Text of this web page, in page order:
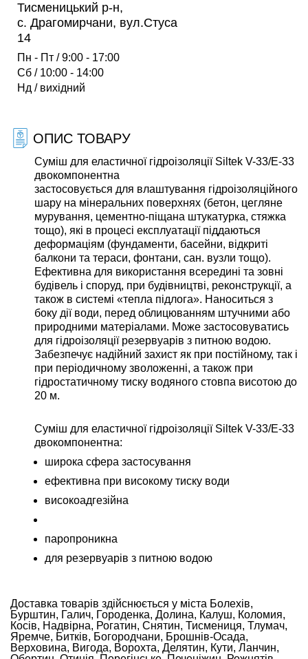
Тисменицький р-н,
c. Драгомирчани, вул.Стуса
14
Пн - Пт / 9:00 - 17:00
Сб / 10:00 - 14:00
Нд / вихідний
ОПИС ТОВАРУ
Суміш для еластичної гідроізоляції Siltek V-33/E-33
двокомпонентна
застосовується для влаштування гідроізоляційного
шару на мінеральних поверхнях (бетон, цегляне
мурування, цементно-піщана штукатурка, стяжка
тощо), які в процесі експлуатації піддаються
деформаціям (фундаменти, басейни, відкриті
балкони та тераси, фонтани, сан. вузли тощо).
Ефективна для використання всередині та зовні
будівель і споруд, при будівництві, реконструкції, а
також в системі «тепла підлога». Наноситься з
боку дії води, перед облицюванням штучними або
природними матеріалами. Може застосовуватись
для гідроізоляції резервуарів з питною водою.
Забезпечує надійний захист як при постійному, так і
при періодичному зволоженні, а також при
гідростатичному тиску водяного стовпа висотою до
20 м.
Суміш для еластичної гідроізоляції Siltek V-33/E-33
двокомпонентна:
широка сфера застосування
ефективна при високому тиску води
високоадгезійна
паропроникна
для резервуарів з питною водою
Доставка товарів здійснюється у міста Болехів,
Бурштин, Галич, Городенка, Долина, Калуш, Коломия,
Косів, Надвірна, Рогатин, Снятин, Тисмениця, Тлумач,
Яремче, Битків, Богородчани, Брошнів-Осада,
Верховина, Вигода, Ворохта, Делятин, Кути, Ланчин,